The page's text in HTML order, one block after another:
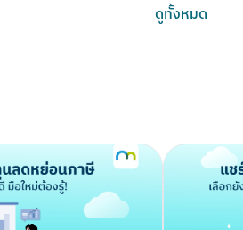
ดูทั้งหมด